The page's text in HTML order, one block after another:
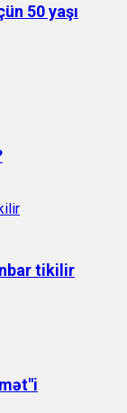
50 yaşı
tikilir